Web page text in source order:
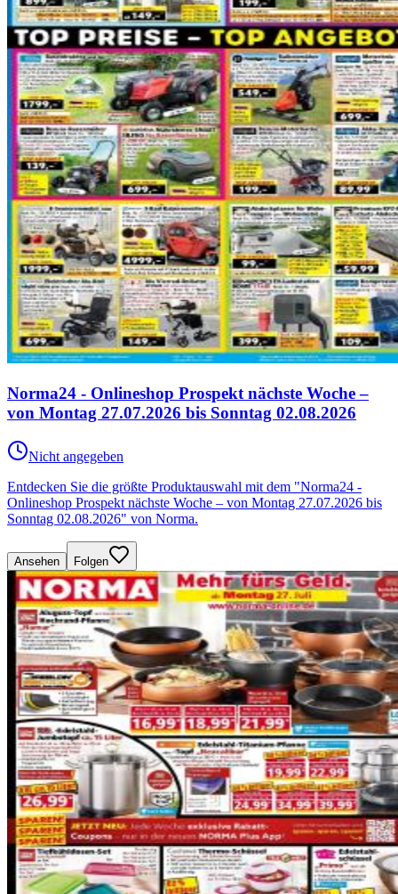
Norma24 - Onlineshop Prospekt nächste Woche –
von Montag 27.07.2026 bis Sonntag 02.08.2026
Nicht angegeben
Entdecken Sie die größte Produktauswahl mit dem "Norma24 -
Onlineshop Prospekt nächste Woche – von Montag 27.07.2026 bis
Sonntag 02.08.2026" von Norma.
Ansehen Folgen